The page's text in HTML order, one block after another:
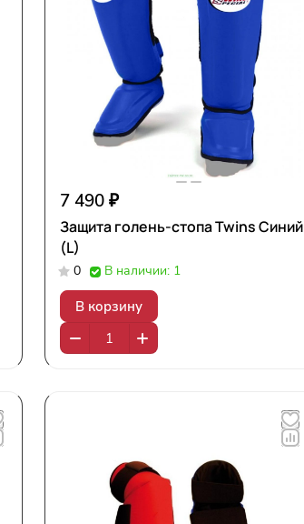
7 490 ₽
Защита голень-стопа Twins Синий
(L)
0 В наличии: 1
В корзину